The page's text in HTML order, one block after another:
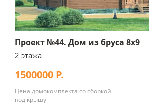
Проект №44. Дом из бруса 8х9
2 этажа
1500000 Р.
Цена домокомплекта со сборкой
под крышу